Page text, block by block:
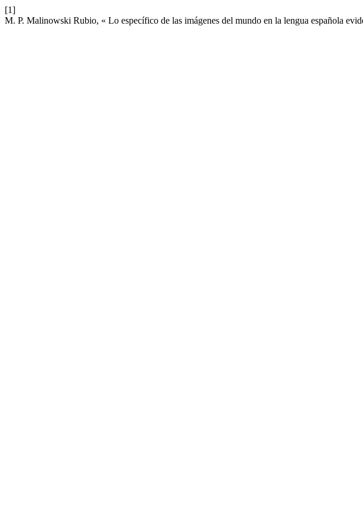
[1]
M. P. Malinowski Rubio, « Lo específico de las imágenes del mundo en la lengua española